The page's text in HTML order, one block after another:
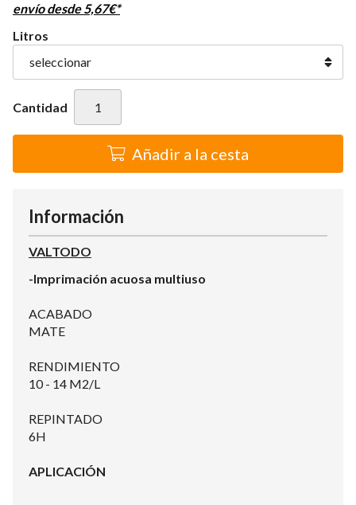
envío desde5,67€*
Litros
Cantidad
Añadir a la cesta
Información
VALTODO
-Imprimación acuosa multiuso
ACABADO
MATE
RENDIMIENTO
10 - 14 M2/L
REPINTADO
6H
APLICACIÓN